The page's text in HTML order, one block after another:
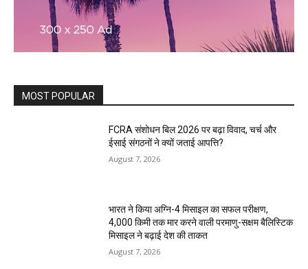
MOST POPULAR
FCRA संशोधन बिल 2026 पर बढ़ा विवाद, चर्च और
ईसाई संगठनों ने क्यों जताई आपत्ति?
August 7, 2026
भारत ने किया अग्नि-4 मिसाइल का सफल परीक्षण,
4,000 किमी तक मार करने वाली परमाणु-सक्षम बैलिस्टिक
मिसाइल ने बढ़ाई देश की ताकत
August 7, 2026